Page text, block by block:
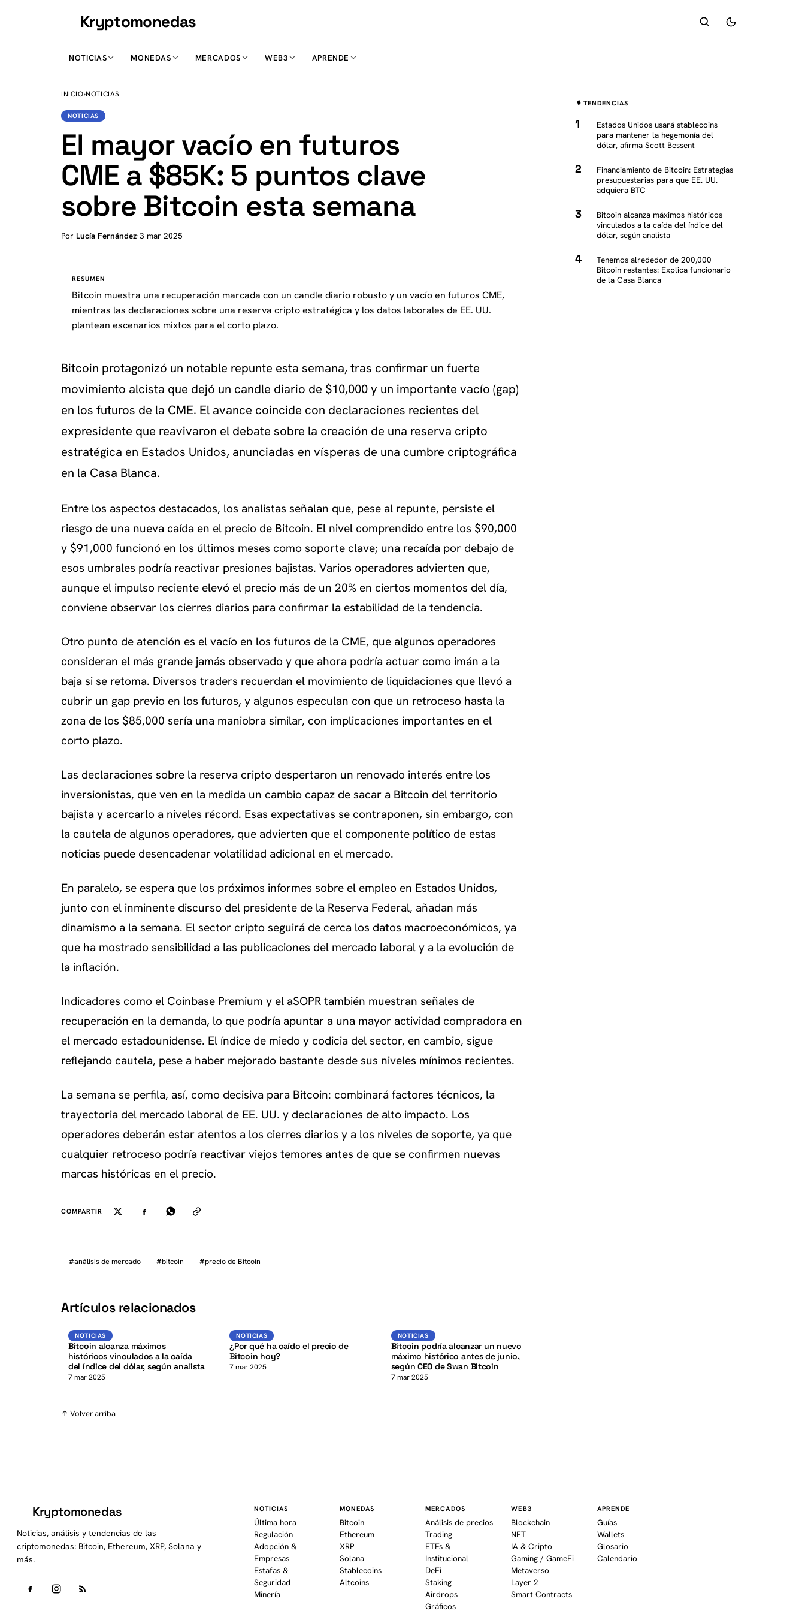
Kryptomonedas
NOTICIAS MONEDAS MERCADOS WEB3 APRENDE
INICIO›NOTICIAS
NOTICIAS
El mayor vacío en futuros
CME a $85K: 5 puntos clave
sobre Bitcoin esta semana
Por Lucía Fernández·3 mar 2025
RESUMEN
Bitcoin muestra una recuperación marcada con un candle diario robusto y un vacío en futuros CME,
mientras las declaraciones sobre una reserva cripto estratégica y los datos laborales de EE. UU.
plantean escenarios mixtos para el corto plazo.
Bitcoin protagonizó un notable repunte esta semana, tras confirmar un fuerte
movimiento alcista que dejó un candle diario de $10,000 y un importante vacío (gap)
en los futuros de la CME. El avance coincide con declaraciones recientes del
expresidente que reavivaron el debate sobre la creación de una reserva cripto
estratégica en Estados Unidos, anunciadas en vísperas de una cumbre criptográfica
en la Casa Blanca.
Entre los aspectos destacados, los analistas señalan que, pese al repunte, persiste el
riesgo de una nueva caída en el precio de Bitcoin. El nivel comprendido entre los $90,000
y $91,000 funcionó en los últimos meses como soporte clave; una recaída por debajo de
esos umbrales podría reactivar presiones bajistas. Varios operadores advierten que,
aunque el impulso reciente elevó el precio más de un 20% en ciertos momentos del día,
conviene observar los cierres diarios para confirmar la estabilidad de la tendencia.
Otro punto de atención es el vacío en los futuros de la CME, que algunos operadores
consideran el más grande jamás observado y que ahora podría actuar como imán a la
baja si se retoma. Diversos traders recuerdan el movimiento de liquidaciones que llevó a
cubrir un gap previo en los futuros, y algunos especulan con que un retroceso hasta la
zona de los $85,000 sería una maniobra similar, con implicaciones importantes en el
corto plazo.
Las declaraciones sobre la reserva cripto despertaron un renovado interés entre los
inversionistas, que ven en la medida un cambio capaz de sacar a Bitcoin del territorio
bajista y acercarlo a niveles récord. Esas expectativas se contraponen, sin embargo, con
la cautela de algunos operadores, que advierten que el componente político de estas
noticias puede desencadenar volatilidad adicional en el mercado.
En paralelo, se espera que los próximos informes sobre el empleo en Estados Unidos,
junto con el inminente discurso del presidente de la Reserva Federal, añadan más
dinamismo a la semana. El sector cripto seguirá de cerca los datos macroeconómicos, ya
que ha mostrado sensibilidad a las publicaciones del mercado laboral y a la evolución de
la inflación.
Indicadores como el Coinbase Premium y el aSOPR también muestran señales de
recuperación en la demanda, lo que podría apuntar a una mayor actividad compradora en
el mercado estadounidense. El índice de miedo y codicia del sector, en cambio, sigue
reflejando cautela, pese a haber mejorado bastante desde sus niveles mínimos recientes.
La semana se perfila, así, como decisiva para Bitcoin: combinará factores técnicos, la
trayectoria del mercado laboral de EE. UU. y declaraciones de alto impacto. Los
operadores deberán estar atentos a los cierres diarios y a los niveles de soporte, ya que
cualquier retroceso podría reactivar viejos temores antes de que se confirmen nuevas
marcas históricas en el precio.
COMPARTIR
#análisis de mercado #bitcoin #precio de Bitcoin
Artículos relacionados
NOTICIAS K
NOTICIAS
Bitcoin alcanza máximos
históricos vinculados a la caída
del índice del dólar, según analista
7 mar 2025
NOTICIAS K
NOTICIAS
¿Por qué ha caído el precio de
Bitcoin hoy?
7 mar 2025
NOTICIAS K
NOTICIAS
Bitcoin podría alcanzar un nuevo
máximo histórico antes de junio,
según CEO de Swan Bitcoin
7 mar 2025
↑ Volver arriba
TENDENCIAS
Estados Unidos usará stablecoins
para mantener la hegemonía del
dólar, afirma Scott Bessent
Financiamiento de Bitcoin: Estrategias
presupuestarias para que EE. UU.
adquiera BTC
Bitcoin alcanza máximos históricos
vinculados a la caída del índice del
dólar, según analista
Tenemos alrededor de 200,000
Bitcoin restantes: Explica funcionario
de la Casa Blanca
Kryptomonedas
Noticias, análisis y tendencias de las
criptomonedas: Bitcoin, Ethereum, XRP, Solana y
más.
NOTICIAS
Última hora
Regulación
Adopción &
Empresas
Estafas &
Seguridad
Minería
MONEDAS
Bitcoin
Ethereum
XRP
Solana
Stablecoins
Altcoins
MERCADOS
Análisis de precios
Trading
ETFs &
Institucional
DeFi
Staking
Airdrops
Gráficos
WEB3
Blockchain
NFT
IA & Cripto
Gaming / GameFi
Metaverso
Layer 2
Smart Contracts
APRENDE
Guías
Wallets
Glosario
Calendario